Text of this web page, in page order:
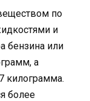
по
и
бензина или
а
килограмма.
более